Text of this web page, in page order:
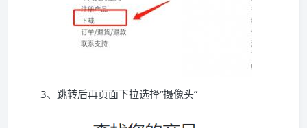
3、跳转后再页面下拉选择“摄像头”